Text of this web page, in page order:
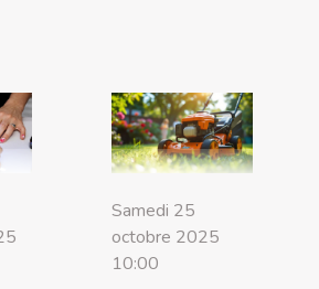
Samedi 25
octobre 2025
10:00